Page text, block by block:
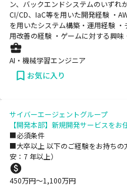
ン、バックエンドシステムのいずれ
CI/CD、IaC等を用いた開発経験 ・
を用いたシステム構築・運用経験
用改善の経験 ・ゲームに対する興味
AI・機械学習エンジニア
お気に入り
サイバーエージェントグループ
【開発本部】新規開発サービスを
■必須条件
■大卒以上 以下のご経験をお持ちの
安：7 年以上）
450万円〜1,100万円